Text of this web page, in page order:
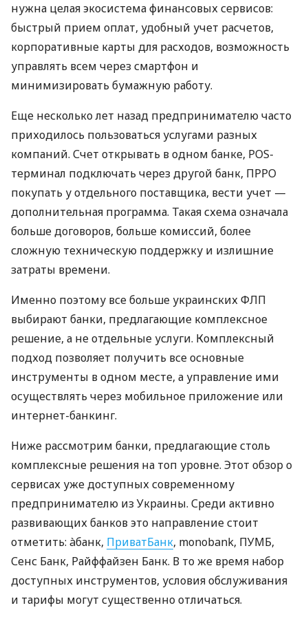
нужна целая экосистема финансовых сервисов:
быстрый прием оплат, удобный учет расчетов,
корпоративные карты для расходов, возможность
управлять всем через смартфон и
минимизировать бумажную работу.
Еще несколько лет назад предпринимателю часто
приходилось пользоваться услугами разных
компаний. Счет открывать в одном банке, POS-
терминал подключать через другой банк, ПРРО
покупать у отдельного поставщика, вести учет —
дополнительная программа. Такая схема означала
больше договоров, больше комиссий, более
сложную техническую поддержку и излишние
затраты времени.
Именно поэтому все больше украинских ФЛП
выбирают банки, предлагающие комплексное
решение, а не отдельные услуги. Комплексный
подход позволяет получить все основные
инструменты в одном месте, а управление ими
осуществлять через мобильное приложение или
интернет-банкинг.
Ниже рассмотрим банки, предлагающие столь
комплексные решения на топ уровне. Этот обзор о
сервисах уже доступных современному
предпринимателю из Украины. Среди активно
развивающих банков это направление стоит
отметить: àбанк, ПриватБанк, monobank, ПУМБ,
Сенс Банк, Райффайзен Банк. В то же время набор
доступных инструментов, условия обслуживания
и тарифы могут существенно отличаться.